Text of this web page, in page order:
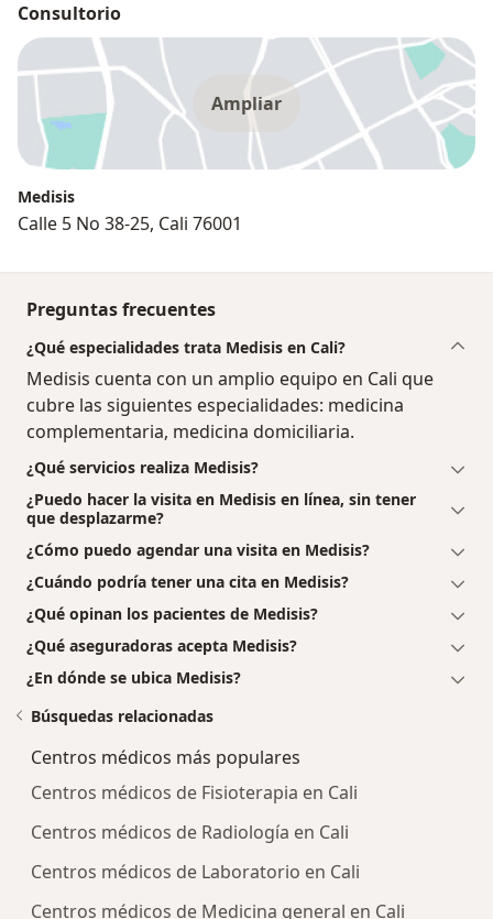
Consultorio
Ampliar
Medisis
Calle 5 No 38-25, Cali 76001
Preguntas frecuentes
¿Qué especialidades trata Medisis en Cali?
Medisis cuenta con un amplio equipo en Cali que
cubre las siguientes especialidades: medicina
complementaria, medicina domiciliaria.
¿Qué servicios realiza Medisis?
¿Puedo hacer la visita en Medisis en línea, sin tener
que desplazarme?
¿Cómo puedo agendar una visita en Medisis?
¿Cuándo podría tener una cita en Medisis?
¿Qué opinan los pacientes de Medisis?
¿Qué aseguradoras acepta Medisis?
¿En dónde se ubica Medisis?
Búsquedas relacionadas
Centros médicos más populares
Centros médicos de Fisioterapia en Cali
Centros médicos de Radiología en Cali
Centros médicos de Laboratorio en Cali
Centros médicos de Medicina general en Cali